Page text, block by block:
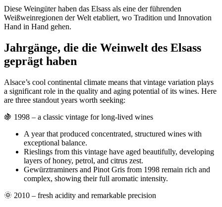
Diese Weingüter haben das Elsass als eine der führenden
Weißweinregionen der Welt etabliert, wo Tradition und Innovation
Hand in Hand gehen.
Jahrgänge, die die Weinwelt des Elsass
geprägt haben
Alsace’s cool continental climate means that vintage variation plays
a significant role in the quality and aging potential of its wines. Here
are three standout years worth seeking:
🍇 1998 – a classic vintage for long-lived wines
A year that produced concentrated, structured wines with
exceptional balance.
Rieslings from this vintage have aged beautifully, developing
layers of honey, petrol, and citrus zest.
Gewürztraminers and Pinot Gris from 1998 remain rich and
complex, showing their full aromatic intensity.
🌞 2010 – fresh acidity and remarkable precision